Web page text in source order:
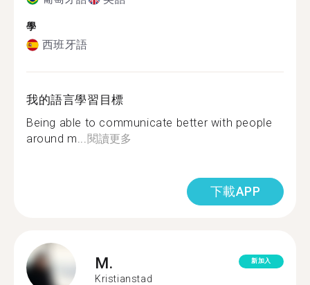
學
西班牙語
我的語言學習目標
Being able to communicate better with people
around m...閱讀更多
下載APP
M.
Kristianstad
新加入